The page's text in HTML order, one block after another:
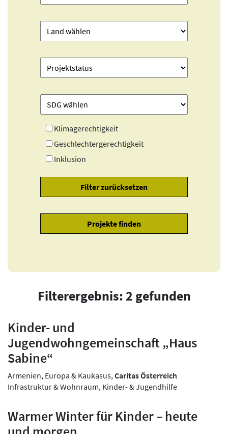
Klimagerechtigkeit
Geschlechtergerechtigkeit
Inklusion
Filterergebnis: 2 gefunden
Kinder- und
Jugendwohngemeinschaft „Haus
Sabine“
Armenien, Europa & Kaukasus, Caritas Österreich
Infrastruktur & Wohnraum, Kinder- & Jugendhilfe
Warmer Winter für Kinder – heute